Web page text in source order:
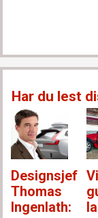
Har du lest
Designsjef
Thomas
Ingenlath: